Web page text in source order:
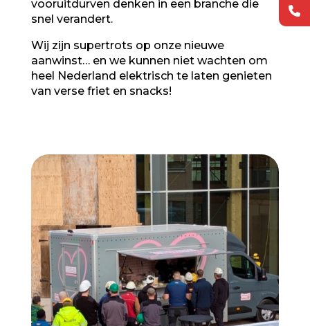
vooruitdurven denken in een branche die
snel verandert.
Wij zijn supertrots op onze nieuwe
aanwinst… en we kunnen niet wachten om
heel Nederland elektrisch te laten genieten
van verse friet en snacks!